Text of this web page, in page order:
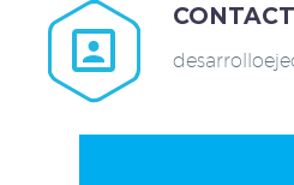

